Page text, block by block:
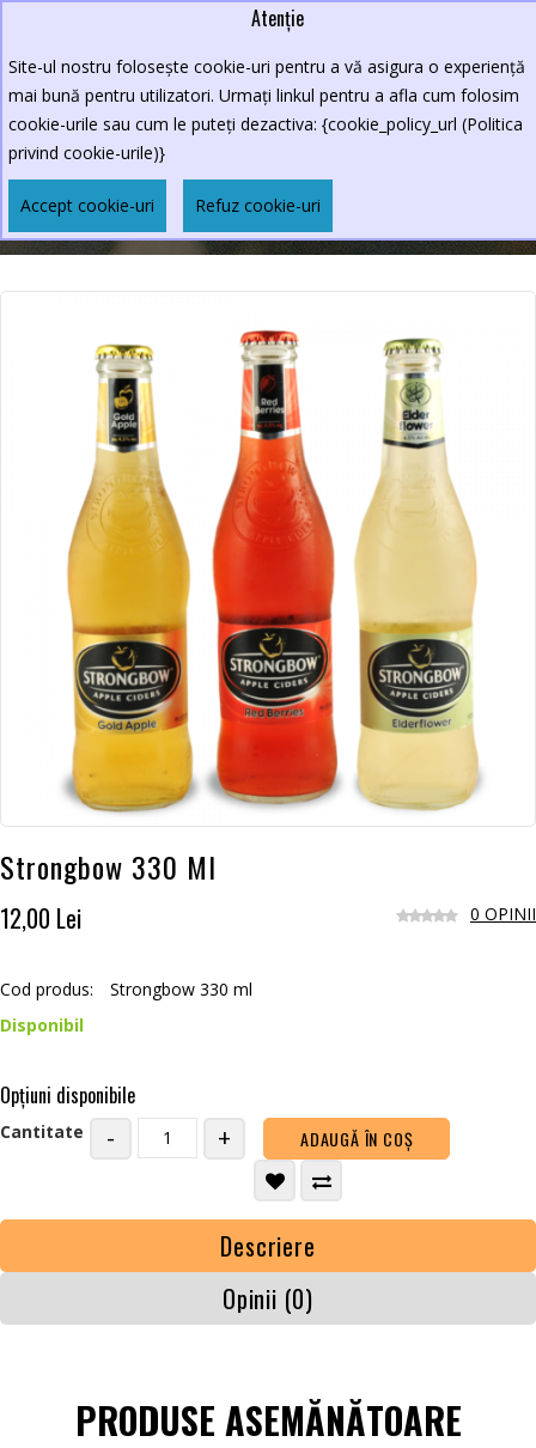
Atenție
Site-ul nostru folosește cookie-uri pentru a vă asigura o experiență
mai bună pentru utilizatori. Urmați linkul pentru a afla cum folosim
cookie-urile sau cum le puteți dezactiva: {cookie_policy_url (Politica
privind cookie-urile)}
Accept cookie-uri Refuz cookie-uri
0264.590213
New Croco
STRONGBOW 330 ML
Strongbow 330 Ml
12,00 Lei 0 OPINII
Cod produs:
Strongbow 330 ml
Disponibil
Opţiuni disponibile
Cantitate - + ADAUGĂ ÎN COŞ
Descriere
Opinii (0)
PRODUSE ASEMĂNĂTOARE